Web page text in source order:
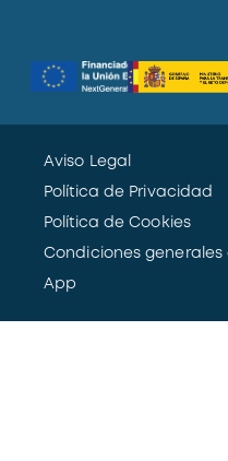
Aviso Legal
Política de Privacidad
Política de Cookies
Condiciones
App